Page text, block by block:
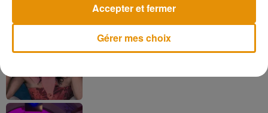
Pomme emprunte le décor de l’émission
Gérer mes choix
Accepter et fermer